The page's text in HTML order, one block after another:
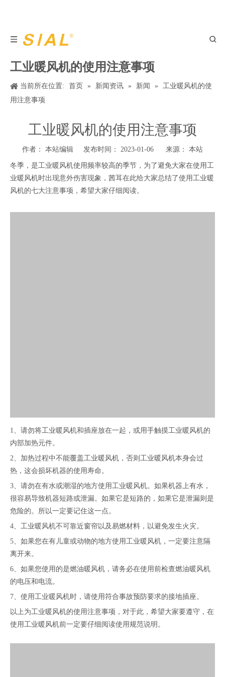
工业暖风机的使用注意事项
当前所在位置: 首页 » 新闻资讯 » 新闻 »
工业暖风机的使
用注意事项
工业暖风机的使用注意事项
作者： 本站编辑 发布时间： 2023-01-06 来源： 本站
冬季，是工业暖风机使用频率较高的季节，为了避免大家在使用工
业暖风机时出现意外伤害现象，茜耳在此给大家总结了使用工业暖
风机的七大注意事项，希望大家仔细阅读。
1、请勿将工业暖风机和插座放在一起，或用手触摸工业暖风机的
内部加热元件。
2、加热过程中不能覆盖工业暖风机，否则工业暖风机本身会过
热，这会损坏机器的使用寿命。
3、请勿在有水或潮湿的地方使用工业暖风机。如果机器上有水，
很容易导致机器短路或泄漏。如果它是短路的，如果它是泄漏则是
危险的。所以一定要记住这一点。
4、工业暖风机不可靠近窗帘以及易燃材料，以避免发生火灾。
5、如果您在有儿童或动物的地方使用工业暖风机，一定要注意隔
离开来。
6、如果您使用的是燃油暖风机，请务必在使用前检查燃油暖风机
的电压和电流。
7、使用工业暖风机时，请使用符合事故预防要求的接地插座。
以上为工业暖风机的使用注意事项，对于此，希望大家要遵守，在
使用工业暖风机前一定要仔细阅读使用规范说明。